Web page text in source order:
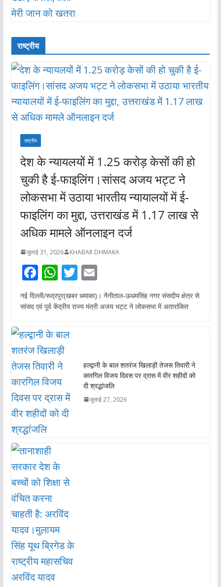
राष्ट्रीय
राष्ट्रीय
देश के न्यायलयों में 1.25 करोड़ केसों की हो
चुकी है ई-फाइलिंग।सांसद अजय भट्ट ने
लोकसभा में उठाया भारतीय न्यायालयों में ई-
फाइलिंग का मुद्दा, उत्तराखंड में 1.17 लाख से
अधिक मामले ऑनलाइन दर्ज
जुलाई 31, 2026 KHABAR DHMAKA
F
ac
e
o
o
k
W
h
at
A
p
p
T
w
itt
E
m
ai
नई दिल्ली/रूद्रपुर(खबर धमाका)। नैनीताल-ऊधमसिंह नगर संसदीय क्षेत्र से
सांसद एवं पूर्व केंद्रीय राज्य मंत्री अजय भट्ट ने लोकसभा में अतारांकित
हल्द्वानी के बाल शतरंज खिलाड़ी तेजस तिवारी ने
कारगिल विजय दिवस पर द्रास में वीर शहीदों को
दी श्रद्धांजलि
जुलाई 27, 2026